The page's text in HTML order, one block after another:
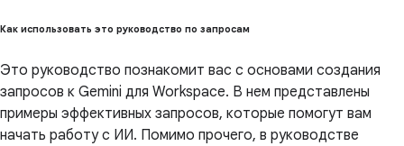
Как использовать это руководство по запросам
Это руководство познакомит вас с основами создания
запросов к Gemini для Workspace. В нем представлены
примеры эффективных запросов, которые помогут вам
начать работу с ИИ. Помимо прочего, в руководстве